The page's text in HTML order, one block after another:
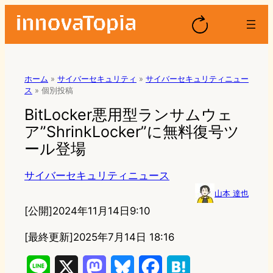
ホーム » サイバーセキュリティ » サイバーセキュリティニュー
ス » 個別投稿
BitLocker悪用型ランサムウェ
ア”ShrinkLocker”に無料復号ツ
ール登場
サイバーセキュリティニュース
山本 達也
[公開]2024年11月14日9:10
[最終更新]2025年7月14日 18:16